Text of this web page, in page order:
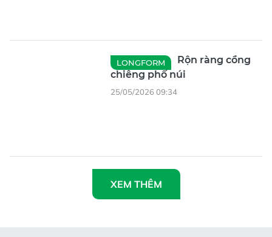
LONGFORM
Rộn ràng cồng
chiêng phố núi
25/05/2026 09:34
XEM THÊM